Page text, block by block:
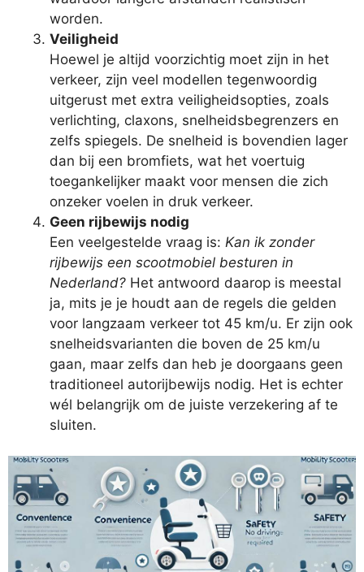
worden.
Veiligheid
Hoewel je altijd voorzichtig moet zijn in het
verkeer, zijn veel modellen tegenwoordig
uitgerust met extra veiligheidsopties, zoals
verlichting, claxons, snelheidsbegrenzers en
zelfs spiegels. De snelheid is bovendien lager
dan bij een bromfiets, wat het voertuig
toegankelijker maakt voor mensen die zich
onzeker voelen in druk verkeer.
Geen rijbewijs nodig
Een veelgestelde vraag is: Kan ik zonder
rijbewijs een scootmobiel besturen in
Nederland? Het antwoord daarop is meestal
ja, mits je je houdt aan de regels die gelden
voor langzaam verkeer tot 45 km/u. Er zijn ook
snelheidsvarianten die boven de 25 km/u
gaan, maar zelfs dan heb je doorgaans geen
traditioneel autorijbewijs nodig. Het is echter
wél belangrijk om de juiste verzekering af te
sluiten.